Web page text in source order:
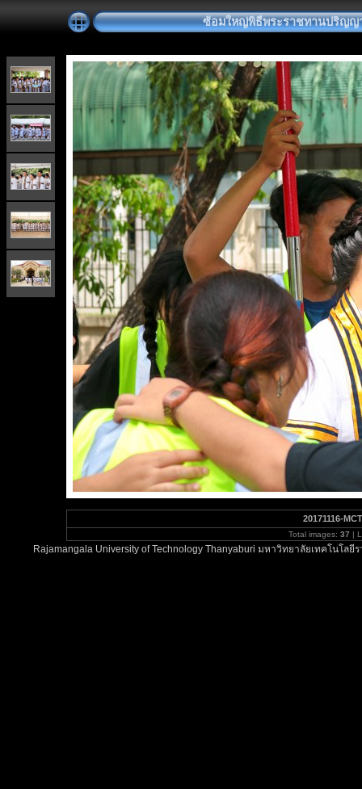
ซ้อมใหญ่พิธีพระราชทานปริญญ
20171116-
Total images: 37 |
Rajamangala University of Technology Thanyaburi มหาวิทยาลัยเทคโนโ